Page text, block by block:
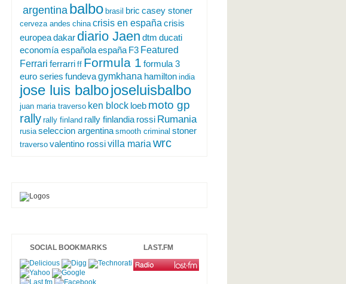
argentina balbo brasil bric casey stoner
cerveza andes china crisis en españa crisis
europeadakar diario Jaen dtm ducati
economía españolaespaña F3 Featured
Ferrari ferrarri ff Formula 1 formula 3
euro series fundevagymkhana hamilton india
jose luis balbojoseluisbalbo
juan maria traverso ken block loeb moto gp
rally rally finland rally finlandia rossi Rumania
rusia seleccion argentina smooth criminal stoner
traverso valentino rossivilla maria wrc
SOCIAL BOOKMARKS LAST.FM